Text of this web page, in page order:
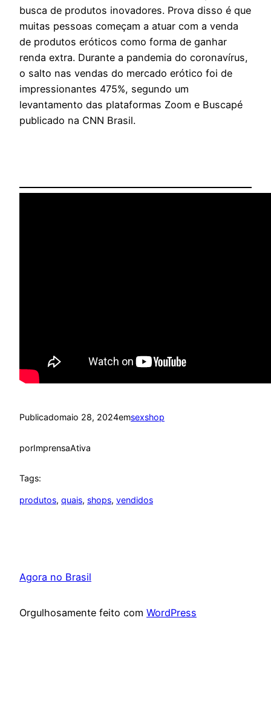
busca de produtos inovadores. Prova disso é que
muitas pessoas começam a atuar com a venda
de produtos eróticos como forma de ganhar
renda extra. Durante a pandemia do coronavírus,
o salto nas vendas do mercado erótico foi de
impressionantes 475%, segundo um
levantamento das plataformas Zoom e Buscapé
publicado na CNN Brasil.
Publicadomaio 28, 2024emsexshop
porImprensaAtiva
Tags:
produtos, quais, shops, vendidos
Agora no Brasil
Orgulhosamente feito com WordPress